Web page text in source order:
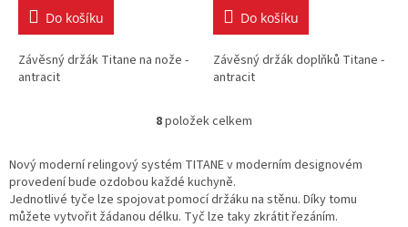
Do košíku
Závěsný držák Titane na nože -
antracit
Do košíku
Závěsný držák doplňků Titane -
antracit
O
l
á
d
a
8položek celkem
Nový moderní relingový systém TITANE v moderním designovém
provedení bude ozdobou každé kuchyně.
Jednotlivé tyče lze spojovat pomocí držáku na stěnu. Díky tomu
můžete vytvořit žádanou délku. Tyč lze taky zkrátit řezáním.